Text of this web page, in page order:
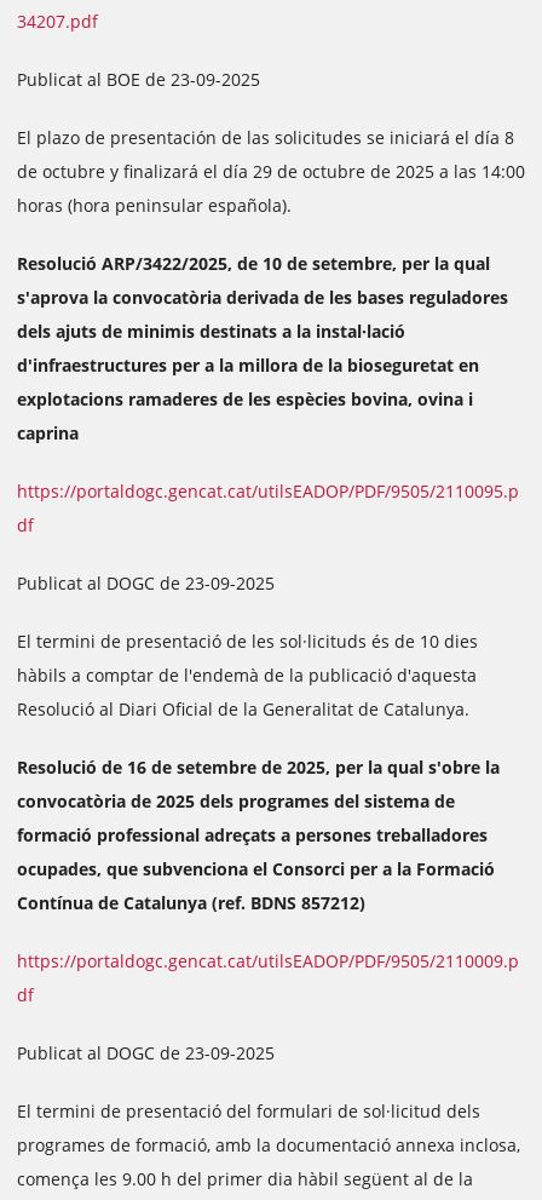
34207.pdf
Publicat al BOE de 23-09-2025
El plazo de presentación de las solicitudes se iniciará el día 8
de octubre y finalizará el día 29 de octubre de 2025 a las 14:00
horas (hora peninsular española).
Resolució ARP/3422/2025, de 10 de setembre, per la qual
s'aprova la convocatòria derivada de les bases reguladores
dels ajuts de minimis destinats a la instal·lació
d'infraestructures per a la millora de la bioseguretat en
explotacions ramaderes de les espècies bovina, ovina i
caprina
https://portaldogc.gencat.cat/utilsEADOP/PDF/9505/2110095.p
df
Publicat al DOGC de 23-09-2025
El termini de presentació de les sol·licituds és de 10 dies
hàbils a comptar de l'endemà de la publicació d'aquesta
Resolució al Diari Oficial de la Generalitat de Catalunya.
Resolució de 16 de setembre de 2025, per la qual s'obre la
convocatòria de 2025 dels programes del sistema de
formació professional adreçats a persones treballadores
ocupades, que subvenciona el Consorci per a la Formació
Contínua de Catalunya (ref. BDNS 857212)
https://portaldogc.gencat.cat/utilsEADOP/PDF/9505/2110009.p
df
Publicat al DOGC de 23-09-2025
El termini de presentació del formulari de sol·licitud dels
programes de formació, amb la documentació annexa inclosa,
comença les 9.00 h del primer dia hàbil següent al de la